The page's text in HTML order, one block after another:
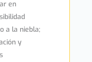
en
a la niebla;
y